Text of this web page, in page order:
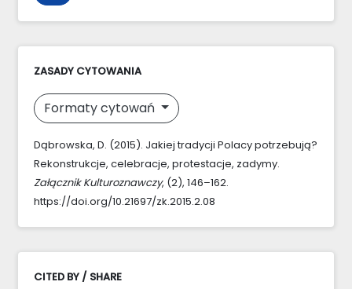
ZASADY CYTOWANIA
Formaty cytowań
Dąbrowska, D. (2015). Jakiej tradycji Polacy potrzebują?
Rekonstrukcje, celebracje, protestacje, zadymy.
Załącznik Kulturoznawczy, (2), 146–162.
https://doi.org/10.21697/zk.2015.2.08
CITED BY / SHARE